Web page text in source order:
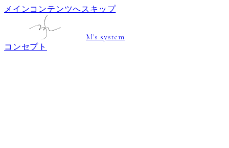
メインコンテンツへスキップ
M's system
コンセプト